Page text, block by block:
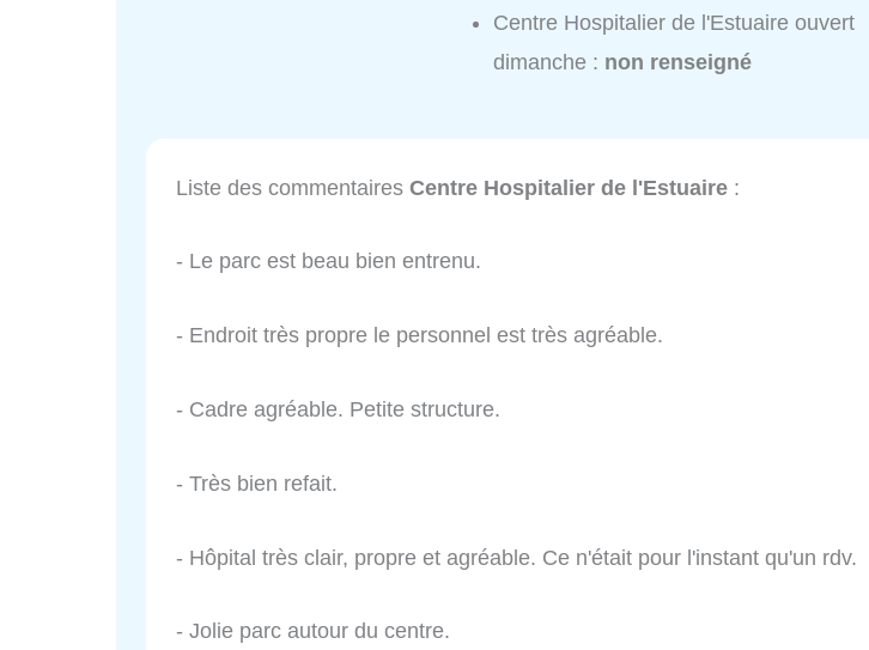
Centre Hospitalier de l'Estuaire ouvert
dimanche : non renseigné
Liste des commentaires Centre Hospitalier de l'Estuaire :
- Le parc est beau bien entrenu.
- Endroit très propre le personnel est très agréable.
- Cadre agréable. Petite structure.
- Très bien refait.
- Hôpital très clair, propre et agréable. Ce n'était pour l'instant qu'un rdv.
- Jolie parc autour du centre.